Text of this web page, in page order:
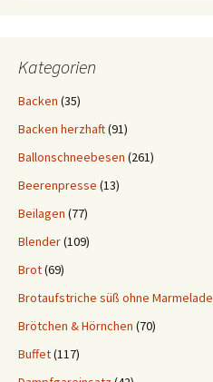
Kategorien
Backen (35)
Backen herzhaft(91)
Ballonschneebesen (261)
Beerenpresse (13)
Beilagen (77)
Blender(109)
Brot(69)
Brotaufstriche süß ohne Marmelade
Brötchen & Hörnchen (70)
Buffet(117)